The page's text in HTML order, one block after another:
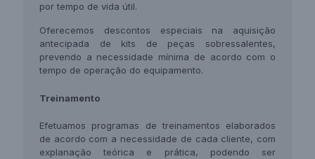
por tempo de vida útil.
Oferecemos descontos especiais na aquisição
antecipada de kits de peças sobressalentes,
prevendo a necessidade mínima de acordo com o
tempo de operação do equipamento.
Treinamento
Efetuamos programas de treinamentos elaborados
de acordo com a necessidade de cada cliente, com
explanação teórica e prática, podendo ser